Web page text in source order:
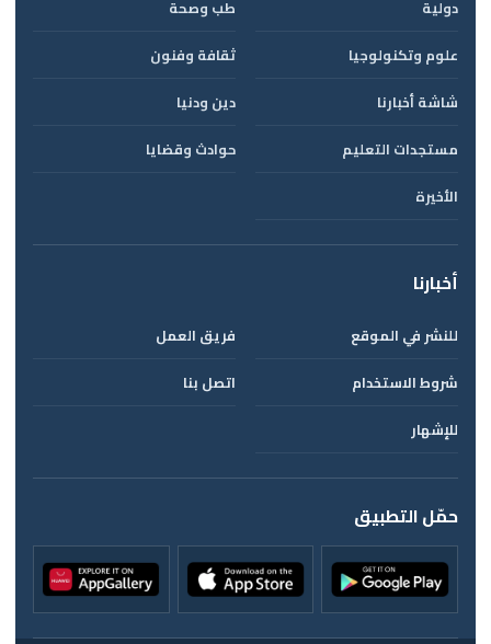
دولية
طب وصحة
علوم وتكنولوجيا
ثقافة وفنون
شاشة أخبارنا
دين ودنيا
مستجدات التعليم
حوادث وقضايا
الأخيرة
أخبارنا
للنشر في الموقع
فريق العمل
شروط الاستخدام
اتصل بنا
للإشهار
حمّل التطبيق